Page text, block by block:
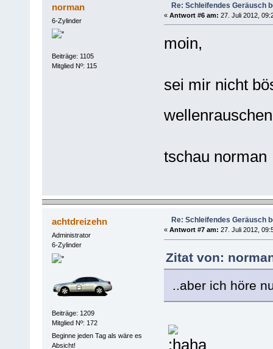
norman
6-Zylinder
Beiträge: 1105
Mitglied Nº: 115
Re: Schleifendes Geräusch
« Antwort #6 am: 27. Juli 2012,
moin,
sei mir nicht
tschau norman
achtdreizehn
Administrator
6-Zylinder
Beiträge: 1209
Mitglied Nº: 172
Beginne jeden Tag als wäre es
Absicht!
Re: Schleifendes Geräusch
« Antwort #7 am: 27. Juli 2012,
Zitat von:
..aber ich höre